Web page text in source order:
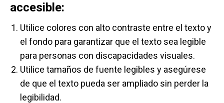
accesible:
Utilice colores con alto contraste entre el texto y
el fondo para garantizar que el texto sea legible
para personas con discapacidades visuales.
Utilice tamaños de fuente legibles y asegúrese
de que el texto pueda ser ampliado sin perder la
legibilidad.